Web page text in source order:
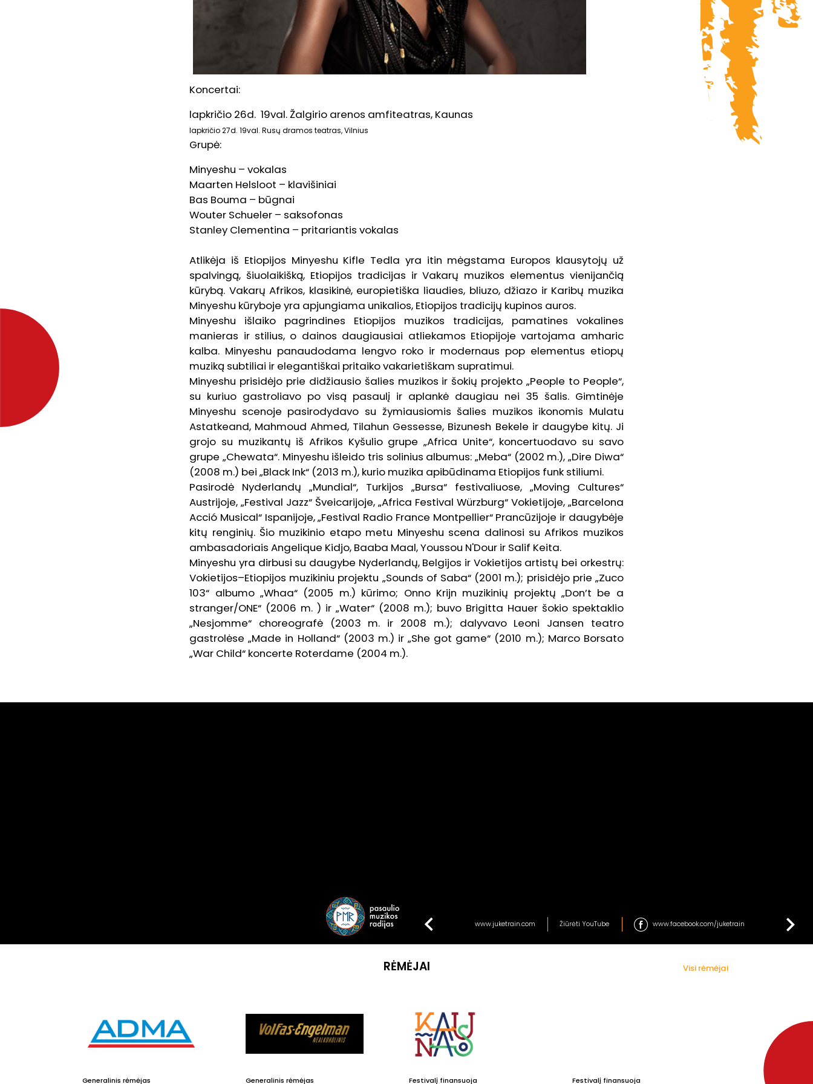
Koncertai:
lapkričio 26d. 19val. Žalgirio arenos amfiteatras, Kaunas
lapkričio 27d. 19val. Rusų dramos teatras, Vilnius
Grupė:
Minyeshu – vokalas
Maarten Helsloot – klavišiniai
Bas Bouma – būgnai
Wouter Schueler – saksofonas
Stanley Clementina – pritariantis vokalas
Atlikėja iš Etiopijos Minyeshu Kifle Tedla yra itin mėgstama Europos klausytojų už
spalvingą, šiuolaikišką, Etiopijos tradicijas ir Vakarų muzikos elementus vienijančią
kūrybą. Vakarų Afrikos, klasikinė, europietiška liaudies, bliuzo, džiazo ir Karibų muzika
Minyeshu kūryboje yra apjungiama unikalios, Etiopijos tradicijų kupinos auros.
Minyeshu išlaiko pagrindines Etiopijos muzikos tradicijas, pamatines vokalines
manieras ir stilius, o dainos daugiausiai atliekamos Etiopijoje vartojama amharic
kalba. Minyeshu panaudodama lengvo roko ir modernaus pop elementus etiopų
muziką subtiliai ir elegantiškai pritaiko vakarietiškam supratimui.
Minyeshu prisidėjo prie didžiausio šalies muzikos ir šokių projekto „People to People“,
su kuriuo gastroliavo po visą pasaulį ir aplankė daugiau nei 35 šalis. Gimtinėje
Minyeshu scenoje pasirodydavo su žymiausiomis šalies muzikos ikonomis Mulatu
Astatkeand, Mahmoud Ahmed, Tilahun Gessesse, Bizunesh Bekele ir daugybe kitų. Ji
grojo su muzikantų iš Afrikos Kyšulio grupe „Africa Unite“, koncertuodavo su savo
grupe „Chewata“. Minyeshu išleido tris solinius albumus: „Meba“ (2002 m.), „Dire Diwa“
(2008 m.) bei „Black Ink“ (2013 m.), kurio muzika apibūdinama Etiopijos funk stiliumi.
Pasirodė Nyderlandų „Mundial“, Turkijos „Bursa“ festivaliuose, „Moving Cultures“
Austrijoje, „Festival Jazz“ Šveicarijoje, „Africa Festival Würzburg“ Vokietijoje, „Barcelona
Acció Musical“ Ispanijoje, „Festival Radio France Montpellier“ Prancūzijoje ir daugybėje
kitų renginių. Šio muzikinio etapo metu Minyeshu scena dalinosi su Afrikos muzikos
ambasadoriais Angelique Kidjo, Baaba Maal, Youssou N'Dour ir Salif Keita.
Minyeshu yra dirbusi su daugybe Nyderlandų, Belgijos ir Vokietijos artistų bei orkestrų:
Vokietijos–Etiopijos muzikiniu projektu „Sounds of Saba“ (2001 m.); prisidėjo prie „Zuco
103“ albumo „Whaa“ (2005 m.) kūrimo; Onno Krijn muzikinių projektų „Don’t be a
stranger/ONE“ (2006 m. ) ir „Water“ (2008 m.); buvo Brigitta Hauer šokio spektaklio
„Nesjomme“ choreografė (2003 m. ir 2008 m.); dalyvavo Leoni Jansen teatro
gastrolėse „Made in Holland“ (2003 m.) ir „She got game“ (2010 m.); Marco Borsato
„War Child“ koncerte Roterdame (2004 m.).
www.juketrain.com Žiūrėti YouTube www.facebook.com/juketrain
RĖMĖJAI
Generalinis rėmėjas Generalinis rėmėjas Festivalį finansuoja Festivalį finansuoja
Visi rėmėjai